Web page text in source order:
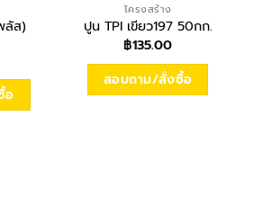
ลัส)
อ
โครงสร้าง
ปูน TPI เขียว197 50กก.
฿135.00
สอบถาม/สั่งซื้อ